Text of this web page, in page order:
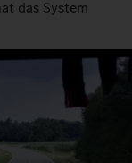
das System